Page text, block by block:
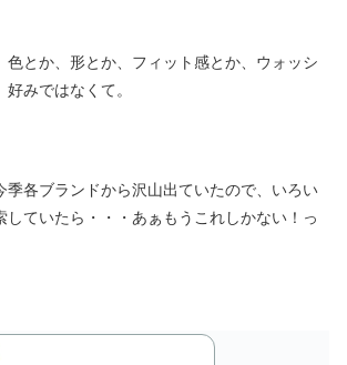
色とか、形とか、フィット感とか、ウォッシ
みではなくて。
季各ブランドから沢山出ていたので、いろい
していたら・・・あぁもうこれしかない！っ